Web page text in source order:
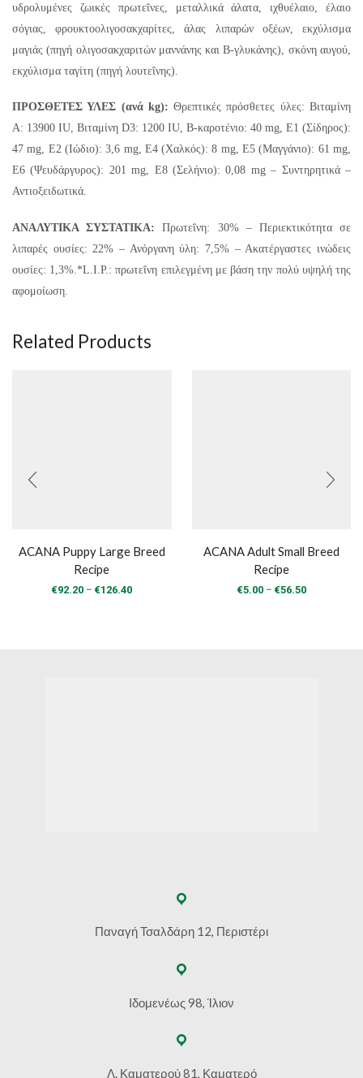
υδρολυμένες ζωικές πρωτεΐνες, μεταλλικά άλατα, ιχθυέλαιο, έλαιο
σόγιας, φρουκτοολιγοσακχαρίτες, άλας λιπαρών οξέων, εκχύλισμα
μαγιάς (πηγή ολιγοσακχαριτών μαννάνης και Β-γλυκάνης), σκόνη αυγού,
εκχύλισμα ταγίτη (πηγή λουτεΐνης).
ΠΡΟΣΘΕΤΕΣ ΥΛΕΣ (ανά kg): Θρεπτικές πρόσθετες ύλες: Βιταμίνη
A: 13900 IU, Βιταμίνη D3: 1200 IU, Β-καροτένιο: 40 mg, E1 (Σίδηρος):
47 mg, E2 (Ιώδιο): 3,6 mg, E4 (Χαλκός): 8 mg, E5 (Μαγγάνιο): 61 mg,
E6 (Ψευδάργυρος): 201 mg, E8 (Σελήνιο): 0,08 mg – Συντηρητικά –
Αντιοξειδωτικά.
ΑΝΑΛΥΤΙΚΑ ΣΥΣΤΑΤΙΚΑ: Πρωτεΐνη: 30% – Περιεκτικότητα σε
λιπαρές ουσίες: 22% – Ανόργανη ύλη: 7,5% – Ακατέργαστες ινώδεις
ουσίες: 1,3%.*L.I.P.: πρωτεΐνη επιλεγμένη με βάση την πολύ υψηλή της
αφομοίωση.
Related Products
ACANA Puppy Large Breed
Recipe
€92.20 – €126.40Price
ACANA Adult Small Breed
Recipe
€5.00 – €56.50Price
Παναγή Τσαλδάρη 12, Περιστέρι
Ιδομενέως 98, Ίλιον
Λ. Καματερού 81, Καματερό